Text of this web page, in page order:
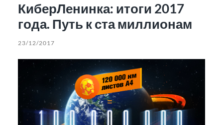
КиберЛенинка: итоги 2017
года. Путь к ста миллионам
23/12/2017